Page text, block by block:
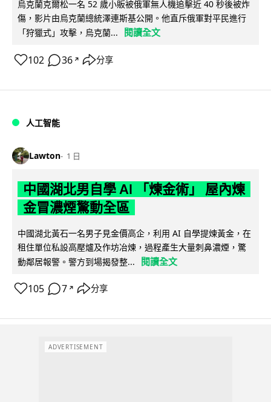
烏克蘭克爾松一名 52 歲小販被俄軍無人機追擊近 40 秒後被炸
傷，影片由烏克蘭總統澤連斯基公開。他直斥俄軍對平民進行
「狩獵式」攻擊，烏克蘭...
閱讀全文
102 36 ↗ 分享
人工智能
Lawton 1 日
中國湖北男自學 AI 「煉金術」 屋內煉
金冒濃煙驚動全區
中國湖北黃石一名男子見金價高企，利用 AI 自學提煉黃金，在
租住單位私設高壓爐及作坊冶煉，過程產生大量刺鼻濃煙，驚
動鄰居報警。警方到場揭發整...
閱讀全文
105 7 ↗ 分享
ADVERTISEMENT